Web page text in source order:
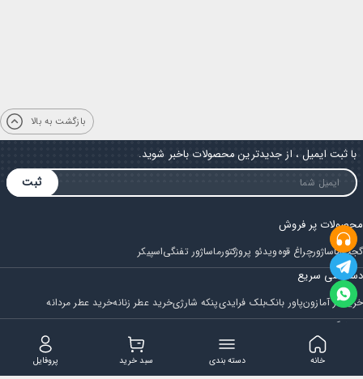
بازگشت به بالا
با ثبت ایمیل ، از جدیدترین محصولات باخبر شوید.
ثبت
محصولات پر فروش
گجتماساژورچراغ قوهویدئو پروژکتورماساژور تفنگیاسپیکر
دسترسی سریع
خرید از آمازونپاور بانکبلک فرایدیپنکه شارژیخرید عطر زنانهخرید عطر مردانه
فروشگاه
مجله ایران بابا قوانین و مقررات سوالات متداول پروفایل سبد خرید دسته بندی خانه